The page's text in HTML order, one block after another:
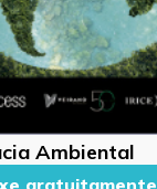
Ambiental
gratuitamente